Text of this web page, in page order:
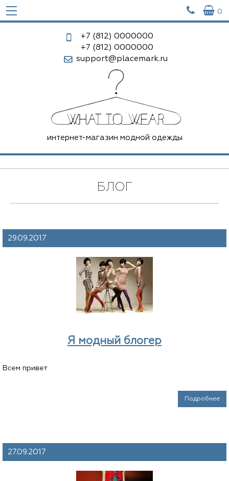
  0
+7 (812) 0000000
+7 (812) 0000000
support@placemark.ru
интернет-магазин модной одежды
БЛОГ
29.09.2017
Я модный блогер
Всем привет
Подробнее
27.09.2017